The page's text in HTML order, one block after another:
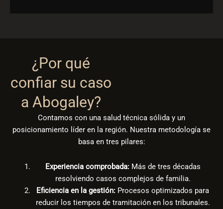
¿Por qué
confiar su caso
a Abogaley?
Contamos con una salud técnica sólida y un
posicionamiento líder en la región. Nuestra metodología se
basa en tres pilares:
Experiencia comprobada:Más de tres décadas
resolviendo casos complejos de familia.
Eficiencia en la gestión: Procesos optimizados para
reducir los tiempos de tramitación en los tribunales.